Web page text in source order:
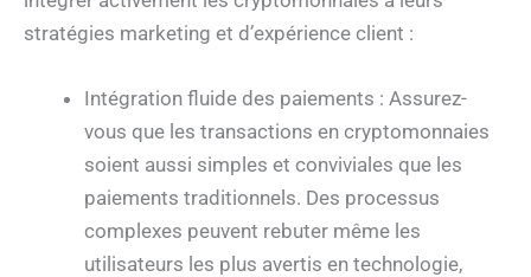
stratégies marketing et d’expérience client :
Intégration fluide des paiements : Assurez-
vous que les transactions en cryptomonnaies
soient aussi simples et conviviales que les
paiements traditionnels. Des processus
complexes peuvent rebuter même les
utilisateurs les plus avertis en technologie,